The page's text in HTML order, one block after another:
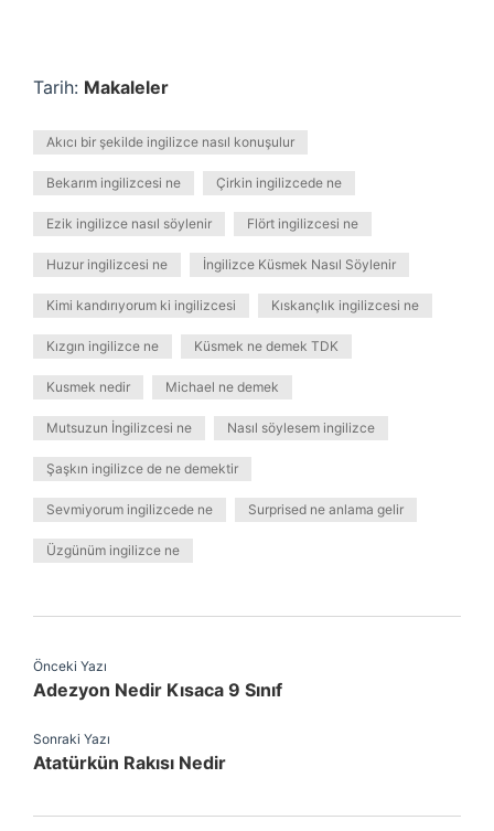
Tarih: Makaleler
Akıcı bir şekilde ingilizce nasıl konuşulur
Bekarım ingilizcesi ne Çirkin ingilizcede ne
Ezik ingilizce nasıl söylenir Flört ingilizcesi ne
Huzur ingilizcesi ne İngilizce Küsmek Nasıl Söylenir
Kimi kandırıyorum ki ingilizcesi Kıskançlık ingilizcesi ne
Kızgın ingilizce ne Küsmek ne demek TDK
Kusmek nedir Michael ne demek
Mutsuzun İngilizcesi ne Nasıl söylesem ingilizce
Şaşkın ingilizce de ne demektir
Sevmiyorum ingilizcede ne Surprised ne anlama gelir
Üzgünüm ingilizce ne
Önceki Yazı
Adezyon Nedir Kısaca 9 Sınıf
Sonraki Yazı
Atatürkün Rakısı Nedir